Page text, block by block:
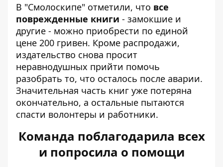
В "Смолоскипе" отметили, что все
поврежденные книги - замокшие и
другие - можно приобрести по единой
цене 200 гривен. Кроме распродажи,
издательство снова просит
неравнодушных прийти помочь
разобрать то, что осталось после аварии.
Значительная часть книг уже потеряна
окончательно, а остальные пытаются
спасти волонтеры и работники.
Команда поблагодарила всех
и попросила о помощи